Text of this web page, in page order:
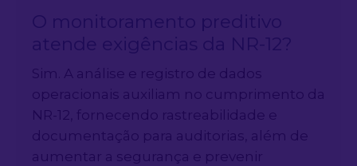
O monitoramento preditivo
atende exigências da NR-12?
Sim. A análise e registro de dados
operacionais auxiliam no cumprimento da
NR-12, fornecendo rastreabilidade e
documentação para auditorias, além de
aumentar a segurança e prevenir